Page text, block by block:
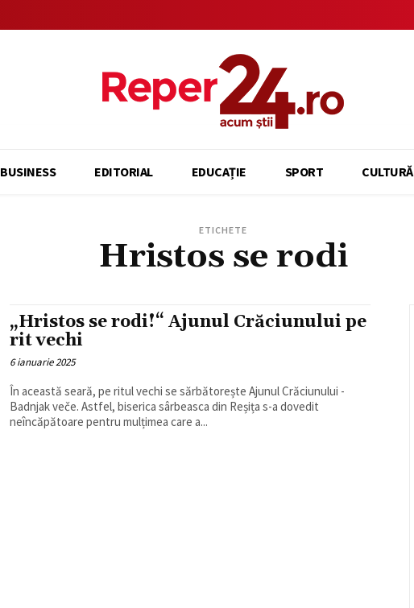
BUSINESS EDITORIAL EDUCAȚIE SPORT CULTURĂ
ETICHETE
Hristos se rodi
„Hristos se rodi!“ Ajunul Crăciunului pe
rit vechi
6 ianuarie 2025
În această seară, pe ritul vechi se sărbătorește Ajunul Crăciunului -
Badnjak veče. Astfel, biserica sârbeasca din Reșița s-a dovedit
neîncăpătoare pentru mulțimea care a...